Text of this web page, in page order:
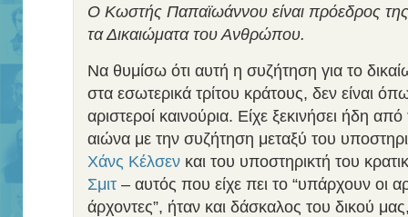
Ο Κωστής Παπαϊωάννου είναι πρόεδρος
τα Δικαιώματα του Ανθρώπου.
Να θυμίσω ότι αυτή η συζήτηση για το
στα εσωτερικά τρίτου κράτους, δεν είναι
αριστεροί καινούρια. Είχε ξεκινήσει ήδη
αιώνα με την συζήτηση μεταξύ του
Χάνς Κέλσεν και του υποστηρικτή του
Σμιτ – αυτός που είχε πει το “υπάρχουν οι
άρχοντες”, ήταν και δάσκαλος του δικού